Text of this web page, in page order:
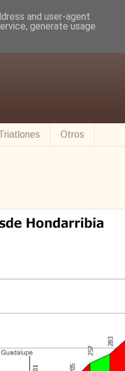
Otros
and user-agent
generate usage